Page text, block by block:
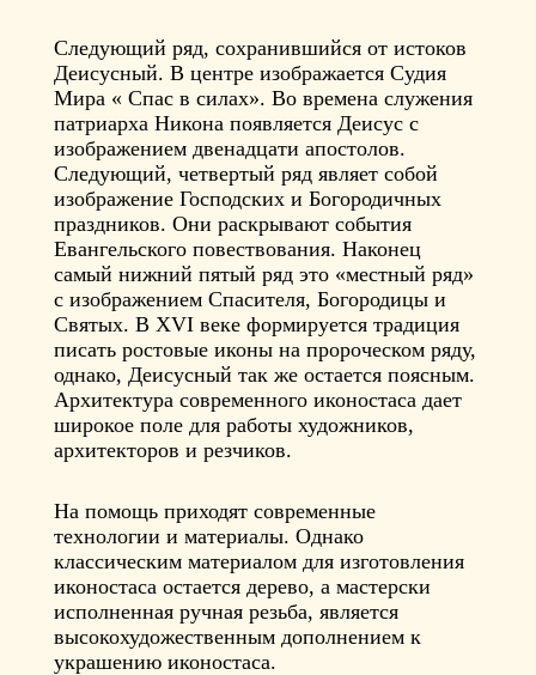
Следующий ряд, сохранившийся от истоков
Деисусный. В центре изображается Судия
Мира « Спас в силах». Во времена служения
патриарха Никона появляется Деисус с
изображением двенадцати апостолов.
Следующий, четвертый ряд являет собой
изображение Господских и Богородичных
праздников. Они раскрывают события
Евангельского повествования. Наконец
самый нижний пятый ряд это «местный ряд»
с изображением Спасителя, Богородицы и
Святых. В XVI веке формируется традиция
писать ростовые иконы на пророческом ряду,
однако, Деисусный так же остается поясным.
Архитектура современного иконостаса дает
широкое поле для работы художников,
архитекторов и резчиков.
На помощь приходят современные
технологии и материалы. Однако
классическим материалом для изготовления
иконостаса остается дерево, а мастерски
исполненная ручная резьба, является
высокохудожественным дополнением к
украшению иконостаса.